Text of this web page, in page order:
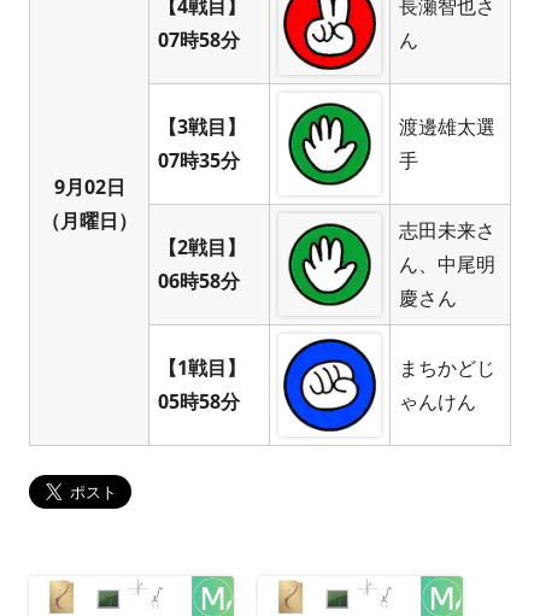
9月02日
（月曜日）
【4戦目】
07時58分
長瀬智也さ
ん
【3戦目】
07時35分
渡邊雄太選
手
【2戦目】
06時58分
志田未来さ
ん、中尾明
慶さん
【1戦目】
05時58分
まちかどじ
ゃんけん